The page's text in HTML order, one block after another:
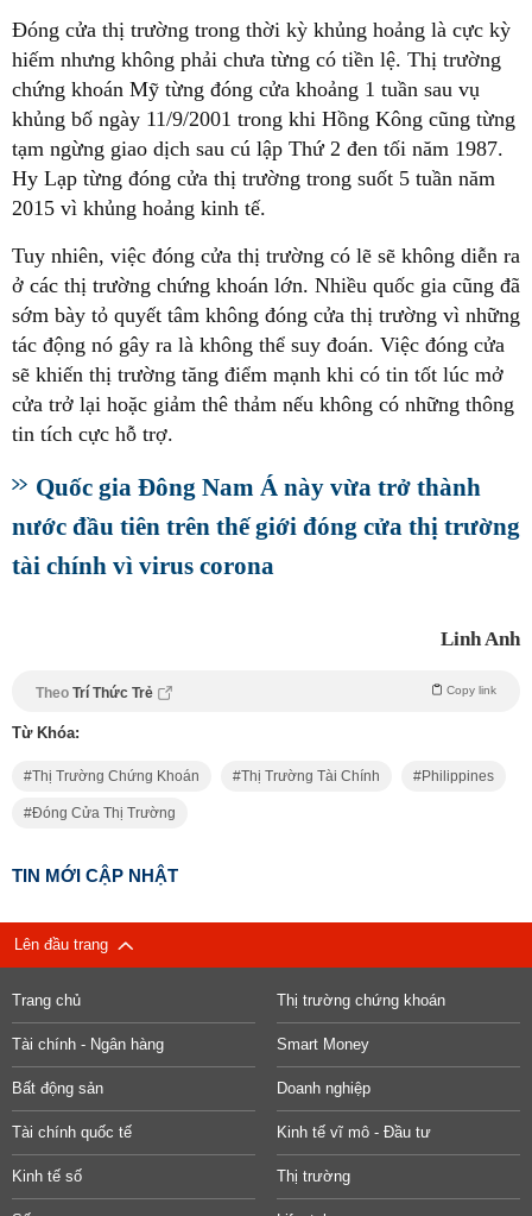
Đóng cửa thị trường trong thời kỳ khủng hoảng là cực kỳ
hiếm nhưng không phải chưa từng có tiền lệ. Thị trường
chứng khoán Mỹ từng đóng cửa khoảng 1 tuần sau vụ
khủng bố ngày 11/9/2001 trong khi Hồng Kông cũng từng
tạm ngừng giao dịch sau cú lập Thứ 2 đen tối năm 1987.
Hy Lạp từng đóng cửa thị trường trong suốt 5 tuần năm
2015 vì khủng hoảng kinh tế.
Tuy nhiên, việc đóng cửa thị trường có lẽ sẽ không diễn ra
ở các thị trường chứng khoán lớn. Nhiều quốc gia cũng đã
sớm bày tỏ quyết tâm không đóng cửa thị trường vì những
tác động nó gây ra là không thể suy đoán. Việc đóng cửa
sẽ khiến thị trường tăng điểm mạnh khi có tin tốt lúc mở
cửa trở lại hoặc giảm thê thảm nếu không có những thông
tin tích cực hỗ trợ.
Quốc gia Đông Nam Á này vừa trở thành
nước đầu tiên trên thế giới đóng cửa thị trường
tài chính vì virus corona
Linh Anh
Theo Trí Thức Trẻ Copy link
Từ Khóa:
Thị Trường Chứng Khoán Thị Trường Tài Chính Philippines
Đóng Cửa Thị Trường
TIN MỚI CẬP NHẬT
Lên đầu trang
Trang chủ Thị trường chứng khoán
Tài chính - Ngân hàng Smart Money
Bất động sản Doanh nghiệp
Tài chính quốc tế Kinh tế vĩ mô - Đầu tư
Kinh tế số Thị trường